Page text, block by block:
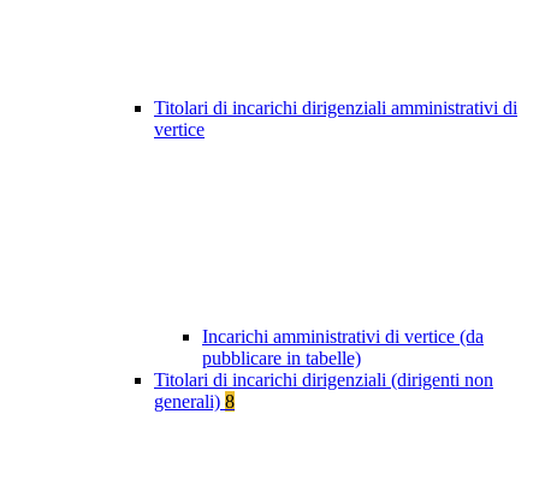
Titolari di incarichi dirigenziali amministrativi di
vertice
Incarichi amministrativi di vertice (da
pubblicare in tabelle)
Titolari di incarichi dirigenziali (dirigenti non
generali) 8